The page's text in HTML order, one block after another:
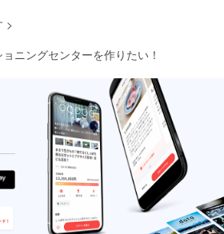
>
ニングセンターを作りたい！